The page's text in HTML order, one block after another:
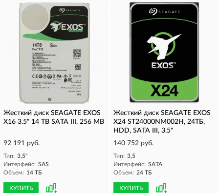
Жесткий диск SEAGATE EXOS
X16 3.5" 14 TB SATA III, 256 MB
92 191 руб.
Тип: 3,5"
Интерфейс: SAS
Объем: 14 ТБ
КУПИТЬ
Жесткий диск SEAGATE EXOS
X24 ST24000NM002H, 24ТБ,
HDD, SATA III, 3.5"
140 752 руб.
Тип: 3,5
Интерфейс: SATA
Объем: 24 ТБ
КУПИТЬ